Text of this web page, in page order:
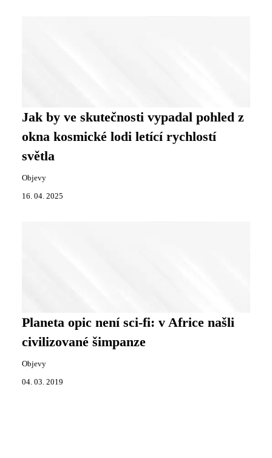
Jak by ve skutečnosti vypadal pohled z
okna kosmické lodi letící rychlostí
světla
Objevy
16. 04. 2025
Planeta opic není sci-fi: v Africe našli
civilizované šimpanze
Objevy
04. 03. 2019